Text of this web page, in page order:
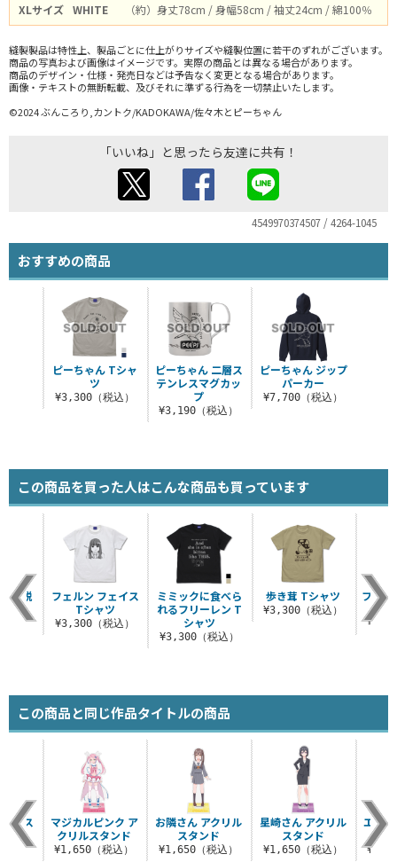
XLサイズ WHITE （約）身丈78cm / 身幅58cm / 袖丈24cm / 綿100％
縫製製品は特性上、製品ごとに仕上がりサイズや縫製位置に若干のずれがございます。
商品の写真および画像はイメージです。実際の商品とは異なる場合があります。
商品のデザイン・仕様・発売日などは予告なく変更となる場合があります。
画像・テキストの無断転載、及びそれに準ずる行為を一切禁止いたします。
©2024 ぶんころり,カントク/KADOKAWA/佐々木とピーちゃん
「いいね」と思ったら友達に共有！
4549970374507 / 4264-1045
おすすめの商品
ピーちゃん 二層ス
テンレスマグカッ
プ
¥3,190（税込）
ピーちゃん ジップ
パーカー
¥7,700（税込）
ピーちゃん Tシャ
ツ
¥3,300（税込）
この商品を買った人はこんな商品も買っています
ミミックに食べら
れるフリーレン T
シャツ
¥3,300（税込）
歩き茸 Tシャツ
¥3,300（税込）
ファ
「脱
ツ
込）
フェルン フェイス
Tシャツ
¥3,300（税込）
この商品と同じ作品タイトルの商品
お隣さん アクリル
スタンド
¥1,650（税込）
星崎さん アクリル
スタンド
¥1,650（税込）
エル
ルス
込）
マジカルピンク ア
クリルスタンド
¥1,650（税込）